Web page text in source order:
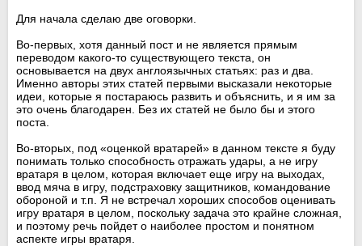
Для начала сделаю две оговорки.
Во-первых, хотя данный пост и не является прямым
переводом какого-то существующего текста, он
основывается на двух англоязычных статьях: раз и два.
Именно авторы этих статей первыми высказали некоторые
идеи, которые я постараюсь развить и объяснить, и я им за
это очень благодарен. Без их статей не было бы и этого
поста.
Во-вторых, под «оценкой вратарей» в данном тексте я буду
понимать только способность отражать удары, а не игру
вратаря в целом, которая включает еще игру на выходах,
ввод мяча в игру, подстраховку защитников, командование
обороной и т.п. Я не встречал хороших способов оценивать
игру вратаря в целом, поскольку задача это крайне сложная,
и поэтому речь пойдет о наиболее простом и понятном
аспекте игры вратаря.